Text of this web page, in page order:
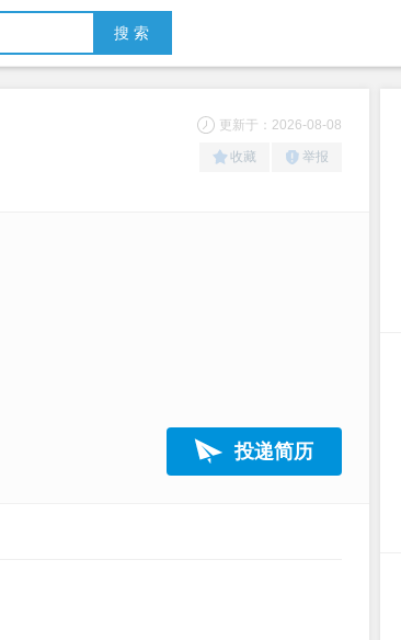
搜 索
更新于：2026-08-08
收藏 举报
投递简历